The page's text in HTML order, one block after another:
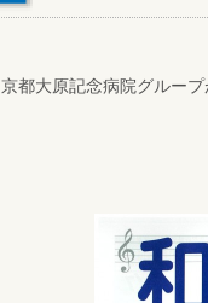
京都大原記念病院グルー